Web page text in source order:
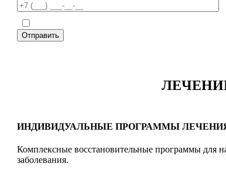
ИНДИВИДУАЛЬНЫЕ ПРОГРАММЫ
Комплексные восстановительные программы для
заболевания.